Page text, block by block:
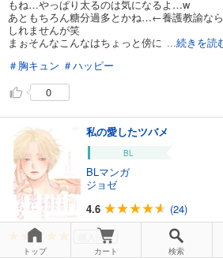
もね…やっぱり太るのは気になるよ…w
あともちろん糖分過多とかね…←養護教諭な
しれませんが笑
まぉそんなこんなはちょっと傍に ...続きを読
＃胸キュン ＃ハッピー
0
私の愛したツバメ
BL
BLマンガ
ジョゼ
4.6
(24)
購入済み
トップ カート 検索